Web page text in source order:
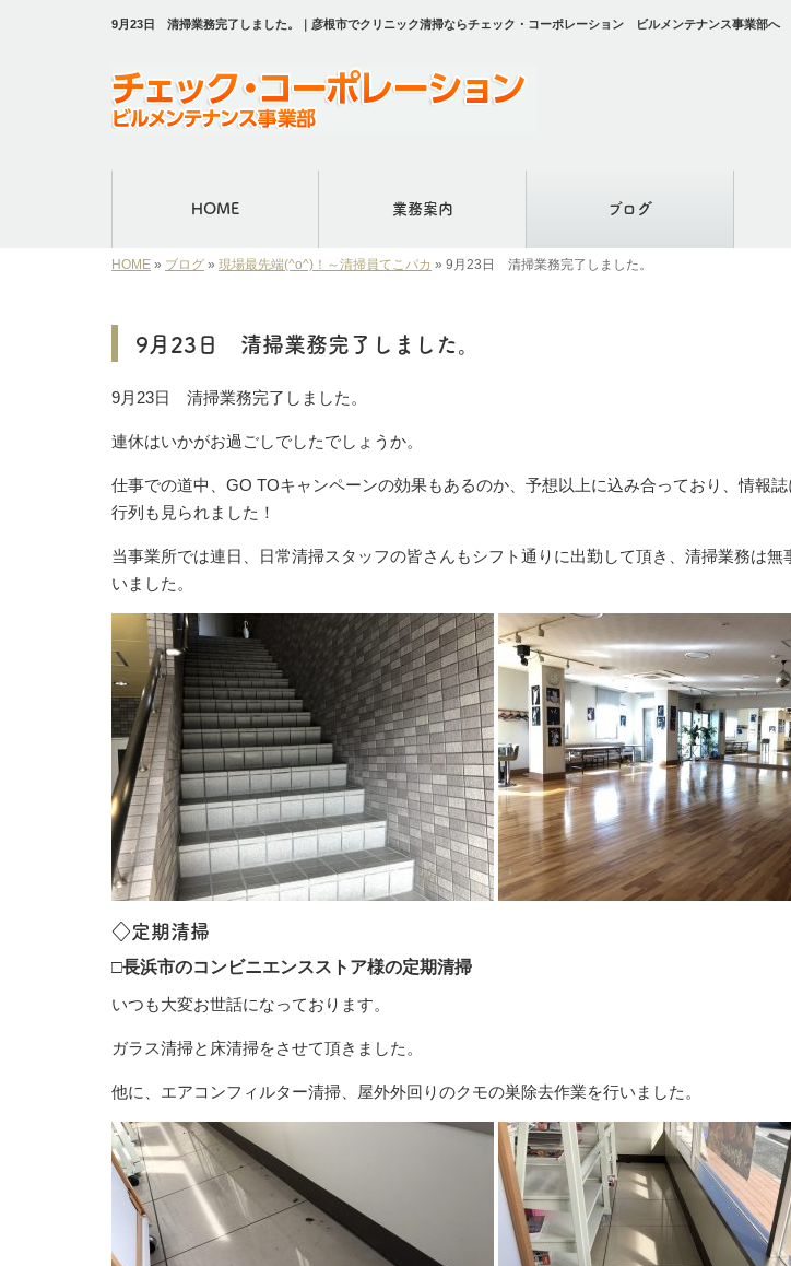
9月23日 清掃業務完了しました。｜彦根市でクリニック清掃ならチェック・コーポレーション ビルメンテナンス事業部へ
HOME 業務案内 ブログ
HOME » ブログ » 現場最先端(^o^)！～清掃員てこパカ » 9月23日 清掃業務完了しました。
9月23日 清掃業務完了しました。
9月23日 清掃業務完了しました。
連休はいかがお過ごしでしたでしょうか。
仕事での道中、GO TOキャンペーンの効果もあるのか、予想以上に込み合っており、情報
行列も見られました！
当事業所では連日、日常清掃スタッフの皆さんもシフト通りに出勤して頂き、清掃業務は
いました。
◇定期清掃
□長浜市のコンビニエンスストア様の定期清掃
いつも大変お世話になっております。
ガラス清掃と床清掃をさせて頂きました。
他に、エアコンフィルター清掃、屋外外回りのクモの巣除去作業を行いました。